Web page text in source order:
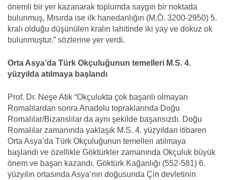
önemli bir yer kazanarak toplumda saygın bir noktada
bulunmuş, Mısırda ise ilk hanedanlığın (M.Ö. 3200-2950) 5.
kralı olduğu düşünülen kralın lahitinde iki yay ve dokuz ok
bulunmuştur.” sözlerine yer verdi.
Orta Asya’da Türk Okçuluğunun temelleri M.S. 4.
yüzyılda atılmaya başlandı
Prof. Dr. Neşe Atik “Okçulukta çok başarılı olmayan
Romalılardan sonra Anadolu topraklarında Doğu
Romalılar/Bizanslılar da aynı şekilde başarısızdı. Doğu
Romalılar zamanında yaklaşık M.S. 4. yüzyıldan itibaren
Orta Asya’da Türk Okçuluğunun temelleri atılmaya
başlandı ve özellikle Göktürkler zamanında Okçuluk büyük
önem ve başarı kazandı. Göktürk Kağanlığı (552-581) 6.
yüzyılın ortasında Asya’nın doğusunda Çin devletinin